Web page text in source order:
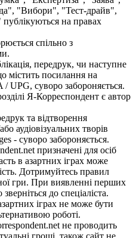
"Вибори", "Тест-драйв",
на правах
спільно з
передрук, чи наступне
містить посилання на
/ UPG, суворо забороняється.
Я-Корреспондент є автор
та відтворення
аудіовізуальних творів
- суворо забороняється.
призначені для осіб
в азартних іграх може
Дотримуйтесь правил
гри. При виявленні перших
до спеціаліста.
іграх не може бути
роботі.
не проводить
гроші, також сайт не